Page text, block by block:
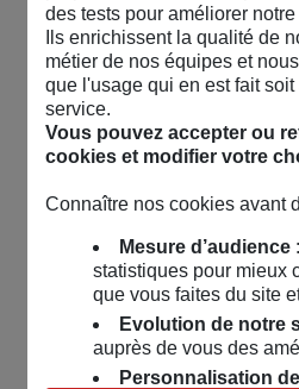
des tests pour améliorer notre
Ils enrichissent la qualité de
métier de nos équipes et
que l'usage qui en est fait soit
service.
Vous pouvez accepter ou
cookies et modifier votre
Connaître nos cookies avant
Mesure d’audience:
statistiques pour mieux
que vous faites du site
Evolution de notre
auprès de vous des
Personnalisation